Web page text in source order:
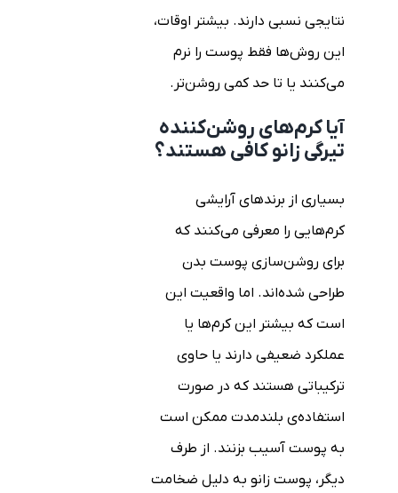
نتایجی نسبی دارند. بیشتر اوقات،
این روش‌ها فقط پوست را نرم
می‌کنند یا تا حد کمی روشن‌تر.
آیا کرم‌های روشن‌کننده
تیرگی زانو کافی هستند؟
بسیاری از برندهای آرایشی
کرم‌هایی را معرفی می‌کنند که
برای روشن‌سازی پوست بدن
طراحی شده‌اند. اما واقعیت این
است که بیشتر این کرم‌ها یا
عملکرد ضعیفی دارند یا حاوی
ترکیباتی هستند که در صورت
استفاده‌ی بلندمدت ممکن است
به پوست آسیب بزنند. از طرف
دیگر، پوست زانو به دلیل ضخامت